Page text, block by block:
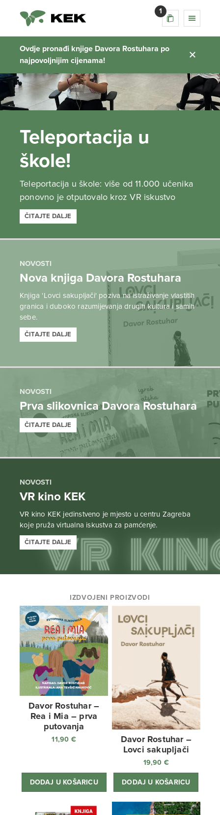
1
Ovdje pronađi knjige Davora Rostuhara po
najpovoljnijim cijenama!
Teleportacija u
škole!
Teleportacija u škole: više od 11.000 učenika
ponovno je otputovalo kroz VR iskustvo
ČITAJTE DALJE
NOVOSTI
Nova knjiga Davora Rostuhara
Knjiga 'Lovci sakupljači' poziva na istraživanje vlastitih
granica i duboko razumijevanja drugih kultura i samih
sebe.
ČITAJTE DALJE
NOVOSTI
Prva slikovnica Davora Rostuhara
ČITAJTE DALJE
NOVOSTI
VR kino KEK
VR kino KEK jedinstveno je mjesto u centru Zagreba
koje pruža virtualna iskustva za pamćenje.
ČITAJTE DALJE
IZDVOJENI PROIZVODI
Davor Rostuhar –
Rea i Mia – prva
putovanja
11,90 €
DODAJ U KOŠARICU
Davor Rostuhar –
Lovci sakupljači
19,90 €
DODAJ U KOŠARICU